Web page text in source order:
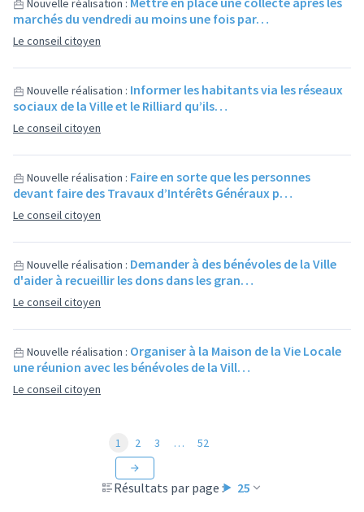
Nouvelle réalisation :
marchés du vendredi au moins une fois par…
Le conseil citoyen
Nouvelle réalisation : Informer les habitants via les réseaux
sociaux de la Ville et le Rilliard qu’ils…
Le conseil citoyen
Nouvelle réalisation : Faire en sorte que les personnes
devant faire des Travaux d’Intérêts Généraux p…
Le conseil citoyen
Nouvelle réalisation : Demander à des bénévoles de la Ville
d'aider à recueillir les dons dans les gran…
Le conseil citoyen
Nouvelle réalisation : Organiser à la Maison de la Vie Locale
une réunion avec les bénévoles de la Vill…
Le conseil citoyen
Résultats par page : 25
1 2 3 … 52